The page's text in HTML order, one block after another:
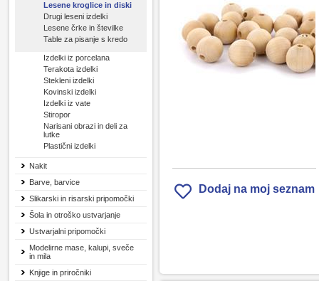
Lesene kroglice in diski
Drugi leseni izdelki
Lesene črke in številke
Table za pisanje s kredo
Izdelki iz porcelana
Terakota izdelki
Stekleni izdelki
Kovinski izdelki
Izdelki iz vate
Stiropor
Narisani obrazi in deli za
lutke
Plastični izdelki
Nakit
Barve, barvice
Slikarski in risarski pripomočki
Šola in otroško ustvarjanje
Ustvarjalni pripomočki
Modelirne mase, kalupi, sveče
in mila
Knjige in priročniki
Dodaj na moj seznam